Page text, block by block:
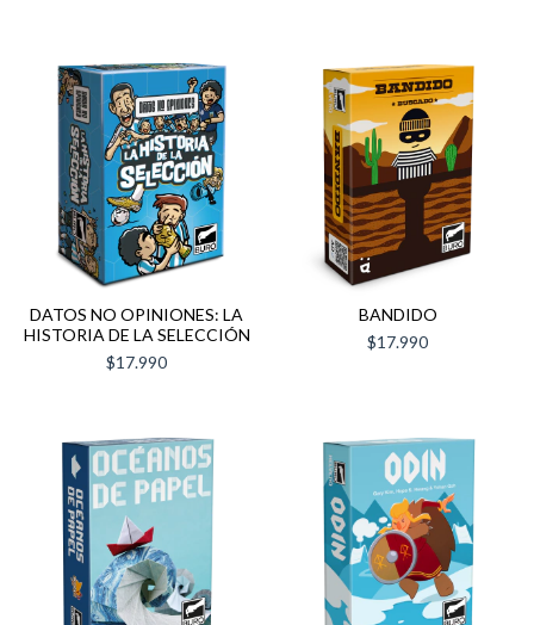
DATOS NO OPINIONES: LA
HISTORIA DE LA SELECCIÓN
$17.990
BANDIDO
$17.990